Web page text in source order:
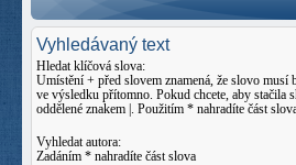
Vyhledávaný text
Hledat klíčová slova:
Umístění + před slovem znamená, že slovo
ve výsledku přítomno. Pokud chcete, aby stačila
oddělené znakem . Použitím * nahradíte část
Vyhledat autora:
Zadáním * nahradíte část slova